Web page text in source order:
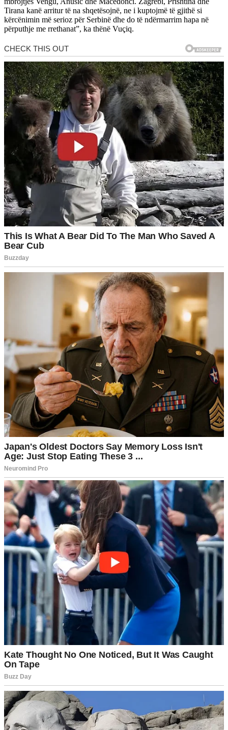
Tirana kanë arritur të na shqetësojnë, ne i kuptojmë të gjithë si
kërcënimin më serioz për Serbinë dhe do të ndërmarrim hapa në
përputhje me rrethanat”, ka thënë Vuçiq.